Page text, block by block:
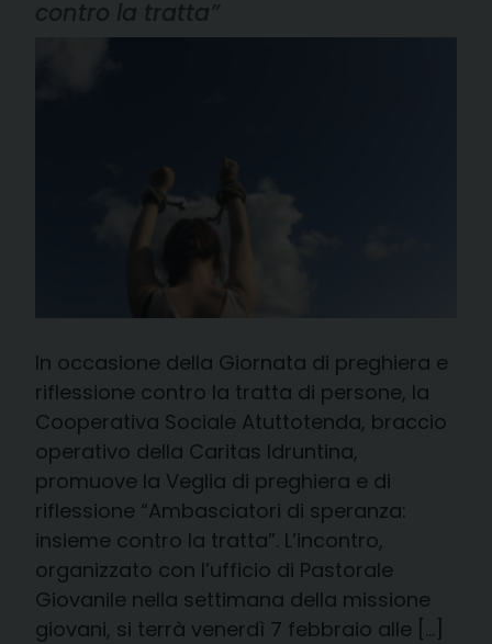
contro la tratta”
In occasione della Giornata di preghiera e
riflessione contro la tratta di persone, la
Cooperativa Sociale Atuttotenda, braccio
operativo della Caritas Idruntina,
promuove la Veglia di preghiera e di
riflessione “Ambasciatori di speranza:
insieme contro la tratta”. L’incontro,
organizzato con l’ufficio di Pastorale
Giovanile nella settimana della missione
giovani, si terrà venerdì 7 febbraio alle […]